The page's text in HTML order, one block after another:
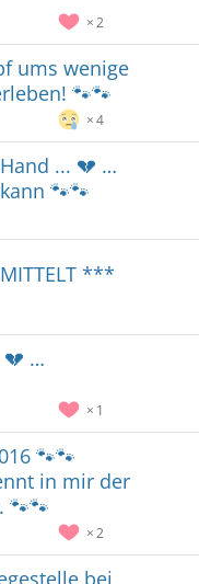
2
ums wenige
🐾🐾
4
... 💔 …
🐾🐾
***
💔 …
1
🐾🐾
in mir der
🐾🐾
2
bei